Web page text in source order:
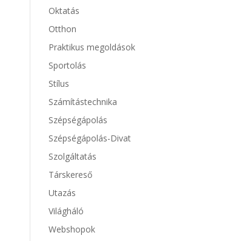
Oktatás
Otthon
Praktikus megoldások
Sportolás
Stílus
Számítástechnika
Szépségápolás
Szépségápolás-Divat
Szolgáltatás
Társkereső
Utazás
Világháló
Webshopok